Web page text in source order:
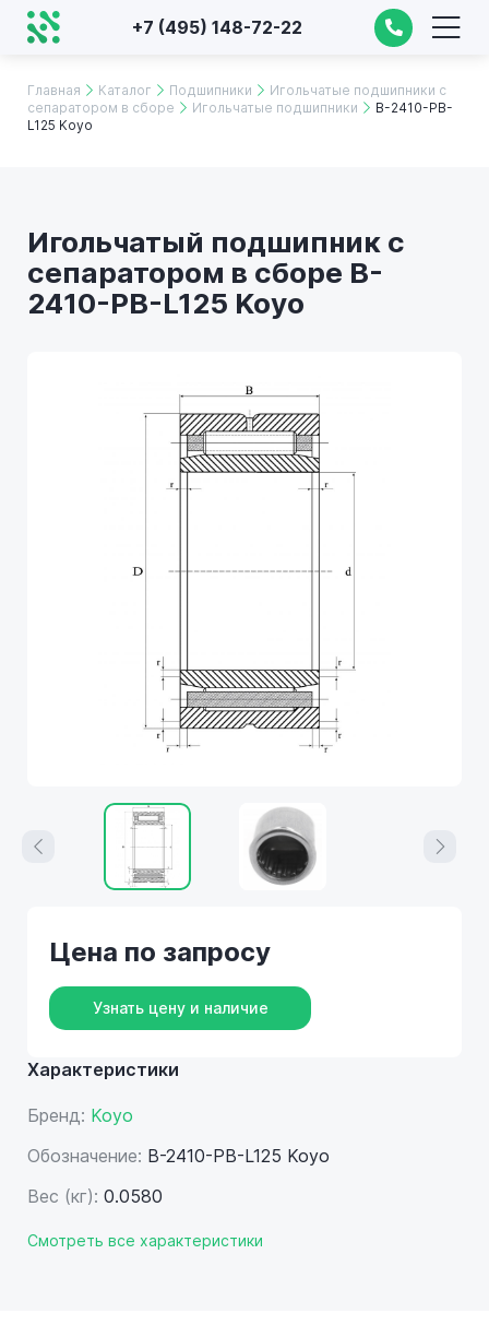
+7 (495) 148-72-22
Главная Каталог Подшипники
Игольчатые подшипники с
сепаратором в сборе
Игольчатые подшипники
B-2410-PB-
L125 Koyo
Игольчатый подшипник с
сепаратором в сборе B-
2410-PB-L125 Koyo
Характеристики
Бренд: Koyo
Обозначение: B-2410-PB-L125 Koyo
Вес (кг): 0.0580
Смотреть все характеристики
Цена по запросу
Узнать цену и наличие